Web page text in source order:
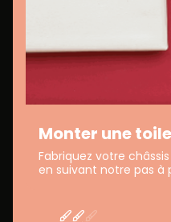
Monter une
Fabriquez votre
en suivant notre pas à